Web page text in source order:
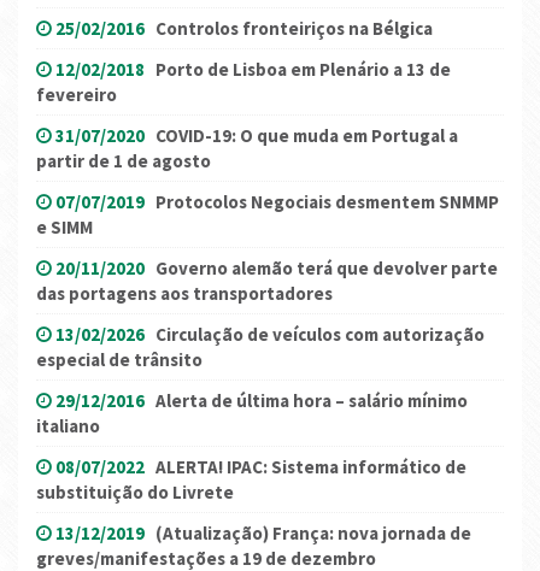
25/02/2016 Controlos fronteiriços na Bélgica
12/02/2018 Porto de Lisboa em Plenário a 13 de
fevereiro
31/07/2020 COVID-19: O que muda em Portugal a
partir de 1 de agosto
07/07/2019 Protocolos Negociais desmentem SNMMP
e SIMM
20/11/2020 Governo alemão terá que devolver parte
das portagens aos transportadores
13/02/2026 Circulação de veículos com autorização
especial de trânsito
29/12/2016 Alerta de última hora – salário mínimo
italiano
08/07/2022 ALERTA! IPAC: Sistema informático de
substituição do Livrete
13/12/2019 (Atualização) França: nova jornada de
greves/manifestações a 19 de dezembro